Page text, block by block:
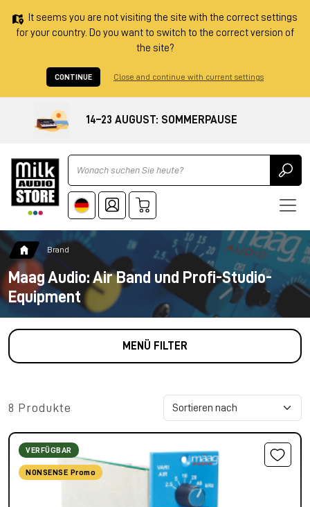
It seems you are not visiting the site with the correct settings
for your country. Do you want to switch to the correct version of
the site?
CONTINUE Close and continue with current settings
14–23 AUGUST: SOMMERPAUSE
Ricerca
Brand
Maag Audio: Air Band und Profi-Studio-
Equipment
MENÜ FILTER
8 Produkte
VERFÜGBAR
NONSENSE Promo